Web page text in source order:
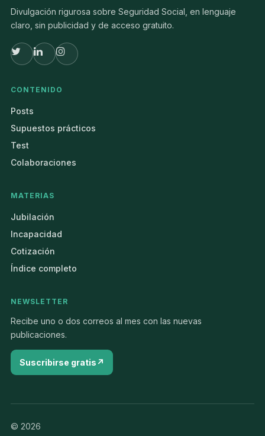
Divulgación rigurosa sobre Seguridad Social, en lenguaje
claro, sin publicidad y de acceso gratuito.
CONTENIDO
Posts
Supuestos prácticos
Test
Colaboraciones
MATERIAS
Jubilación
Incapacidad
Cotización
Índice completo
NEWSLETTER
Recibe uno o dos correos al mes con las nuevas
publicaciones.
Suscribirse gratis
© 2026